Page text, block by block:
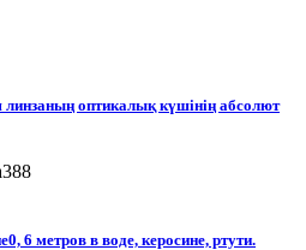
оптикалық күшінің абсолют
6 метров в воде, керосине, ртути.